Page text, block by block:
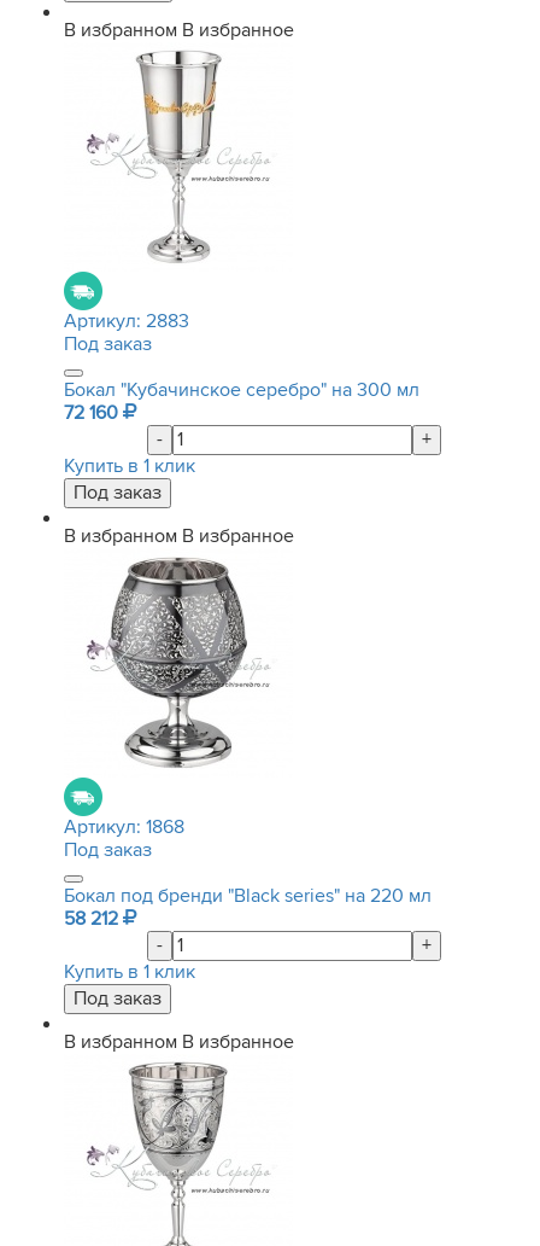
В избранном В избранное
Артикул: 2883
Под заказ
Бокал "Кубачинское серебро" на 300 мл
72 160
-
+
Купить в 1 клик
В избранном В избранное
Артикул: 1868
Под заказ
Бокал под бренди "Black series" на 220 мл
58 212
-
+
Купить в 1 клик
В избранном В избранное